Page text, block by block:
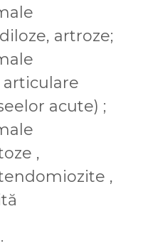
artroze;
acute) ;
,
,